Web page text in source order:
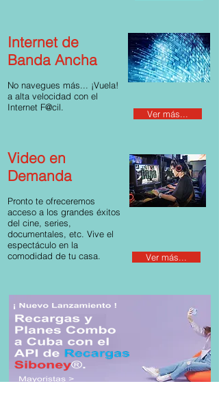
Internet de
Banda Ancha
No navegues más... ¡Vuela!
a alta velocidad con el
Internet F@cil.
Ver más...
Video en
Demanda
Pronto te ofreceremos
acceso a los grandes éxitos
del cine, series,
documentales, etc. Vive el
espectáculo en la
comodidad de tu casa.
Ver más...